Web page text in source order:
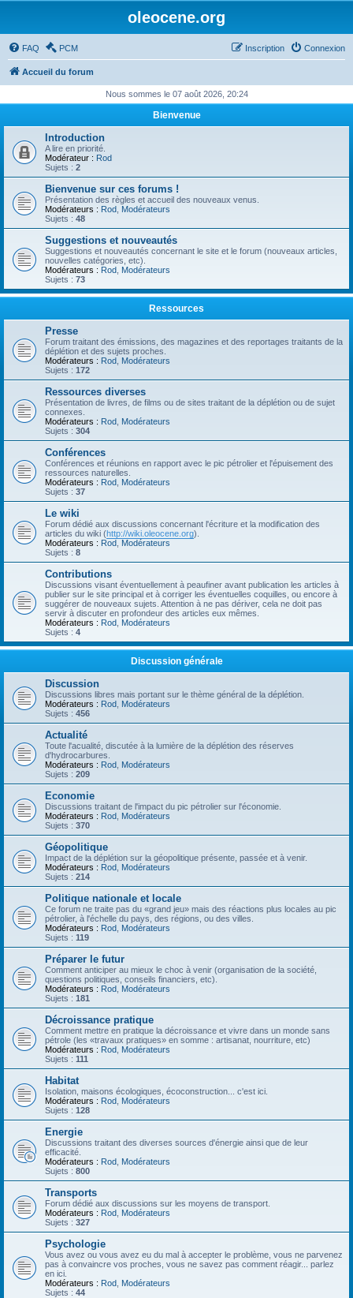
oleocene.org
FAQ PCM Connexion
Inscription
Accueil du forum
Nous sommes le 07 août 2026, 20:24
Bienvenue
Introduction
A lire en priorité.
Modérateur : Rod
Sujets : 2
Bienvenue sur ces forums !
Présentation des règles et accueil des nouveaux venus.
Modérateurs : Rod Modérateurs
Sujets : 48
Suggestions et nouveautés
Suggestions et nouveautés concernant le site et le forum (nouveaux articles,
nouvelles catégories, etc).
Modérateurs : Rod Modérateurs
Sujets : 73
Ressources
Presse
Forum traitant des émissions, des magazines et des reportages traitants de la
déplétion et des sujets proches.
Modérateurs : Rod Modérateurs
Sujets : 172
Ressources diverses
Présentation de livres, de films ou de sites traitant de la déplétion ou de sujet
connexes.
Modérateurs : Rod Modérateurs
Sujets : 304
Conférences
Conférences et réunions en rapport avec le pic pétrolier et l'épuisement des
ressources naturelles.
Modérateurs : Rod Modérateurs
Sujets : 37
Le wiki
Forum dédié aux discussions concernant l'écriture et la modification des
articles du wiki (http://wiki.oleocene.org).
Modérateurs : Rod Modérateurs
Sujets : 8
Contributions
Discussions visant éventuellement à peaufiner avant publication les articles à
publier sur le site principal et à corriger les éventuelles coquilles, ou encore à
suggérer de nouveaux sujets. Attention à ne pas dériver, cela ne doit pas
servir à discuter en profondeur des articles eux mêmes.
Modérateurs : Rod Modérateurs
Sujets : 4
Discussion générale
Discussion
Discussions libres mais portant sur le thème général de la déplétion.
Modérateurs : Rod Modérateurs
Sujets : 456
Actualité
Toute l'acualité, discutée à la lumière de la déplétion des réserves
d'hydrocarbures.
Modérateurs : Rod Modérateurs
Sujets : 209
Economie
Discussions traitant de l'impact du pic pétrolier sur l'économie.
Modérateurs : Rod Modérateurs
Sujets : 370
Géopolitique
Impact de la déplétion sur la géopolitique présente, passée et à venir.
Modérateurs : Rod Modérateurs
Sujets : 214
Politique nationale et locale
Ce forum ne traite pas du «grand jeu» mais des réactions plus locales au pic
pétrolier, à l'échelle du pays, des régions, ou des villes.
Modérateurs : Rod Modérateurs
Sujets : 119
Préparer le futur
Comment anticiper au mieux le choc à venir (organisation de la société,
questions politiques, conseils financiers, etc).
Modérateurs : Rod Modérateurs
Sujets : 181
Décroissance pratique
Comment mettre en pratique la décroissance et vivre dans un monde sans
pétrole (les «travaux pratiques» en somme : artisanat, nourriture, etc)
Modérateurs : Rod Modérateurs
Sujets : 111
Habitat
Isolation, maisons écologiques, écoconstruction... c'est ici.
Modérateurs : Rod Modérateurs
Sujets : 128
Energie
Discussions traitant des diverses sources d'énergie ainsi que de leur
efficacité.
Modérateurs : Rod Modérateurs
Sujets : 800
Transports
Forum dédié aux discussions sur les moyens de transport.
Modérateurs : Rod Modérateurs
Sujets : 327
Psychologie
Vous avez ou vous avez eu du mal à accepter le problème, vous ne parvenez
pas à convaincre vos proches, vous ne savez pas comment réagir... parlez
en ici.
Modérateurs : Rod Modérateurs
Sujets : 44